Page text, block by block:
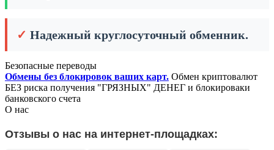
✓ Надежный круглосуточный обменник.
Безопасные переводы
Обмены без блокировок ваших карт. Обмен криптовалют
БЕЗ риска получения "ГРЯЗНЫХ" ДЕНЕГ и блокироваки
банковского счета
О нас
Отзывы о нас на интернет-площадках: